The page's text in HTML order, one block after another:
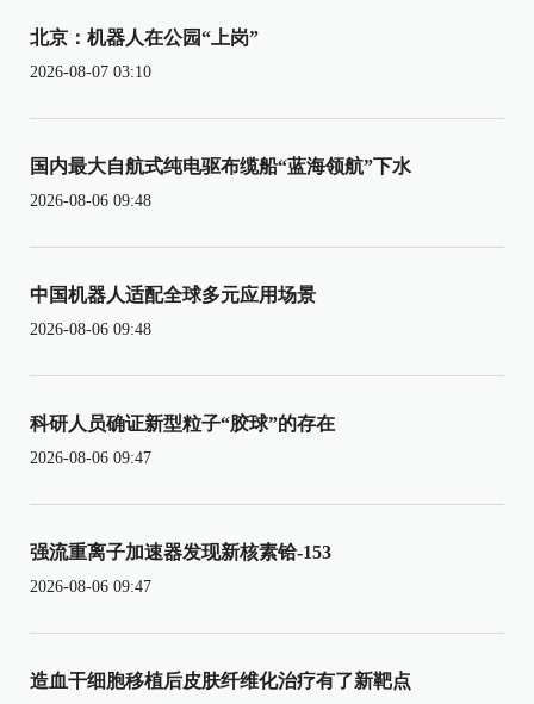
北京：机器人在公园“上岗”
2026-08-07 03:10
国内最大自航式纯电驱布缆船“蓝海领航”下水
2026-08-06 09:48
中国机器人适配全球多元应用场景
2026-08-06 09:48
科研人员确证新型粒子“胶球”的存在
2026-08-06 09:47
强流重离子加速器发现新核素铪-153
2026-08-06 09:47
造血干细胞移植后皮肤纤维化治疗有了新靶点